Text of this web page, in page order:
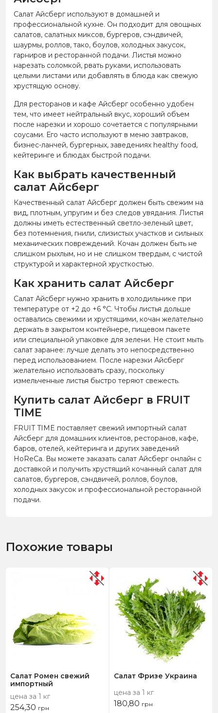
Салат Айсберг используют в домашней и
профессиональной кухне. Он подходит для овощных
салатов, салатных миксов, бургеров, сэндвичей,
шаурмы, роллов, тако, боулов, холодных закусок,
гарниров и ресторанной подачи. Листья можно
нарезать соломкой, рвать руками, использовать
целыми листами или добавлять в блюда как свежую
хрустящую основу.
Для ресторанов и кафе Айсберг особенно удобен
тем, что имеет нейтральный вкус, хороший объем
после нарезки и хорошо сочетается с популярными
соусами. Его часто используют в меню завтраков,
бизнес-ланчей, бургерных, заведениях healthy food,
кейтеринге и блюдах быстрой подачи.
Как выбрать качественный
салат Айсберг
Качественный салат Айсберг должен быть свежим на
вид, плотным, упругим и без следов увядания. Листья
должны иметь естественный светло-зеленый цвет,
без потемнения, гнили, слизистых участков и сильных
механических повреждений. Кочан должен быть не
слишком рыхлым, но и не слишком твердым, с чистой
структурой и характерной хрусткостью.
Как хранить салат Айсберг
Салат Айсберг нужно хранить в холодильнике при
температуре от +2 до +6 °C. Чтобы листья дольше
оставались свежими и хрустящими, кочан желательно
держать в закрытом контейнере, пищевом пакете
или специальной упаковке для зелени. Не стоит мыть
салат заранее: лучше делать это непосредственно
перед использованием. После нарезки Айсберг
желательно использовать сразу, поскольку
измельченные листья быстро теряют свежесть.
Купить салат Айсберг в FRUIT
TIME
FRUIT TIME поставляет свежий импортный салат
Айсберг для домашних клиентов, ресторанов, кафе,
баров, отелей, кейтеринга и других заведений
HoReCa. Вы можете заказать салат Айсберг онлайн с
доставкой и получить хрустящий кочанный салат для
салатов, бургеров, сэндвичей, роллов, боулов,
холодных закусок и профессиональной ресторанной
подачи.
Похожие товары
Салат Ромен свежий
импортный
цена за 1 кг
254,30 грн
Салат Фризе Украина
цена за 1 кг
180,80 грн